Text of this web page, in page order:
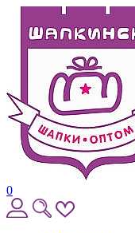
0